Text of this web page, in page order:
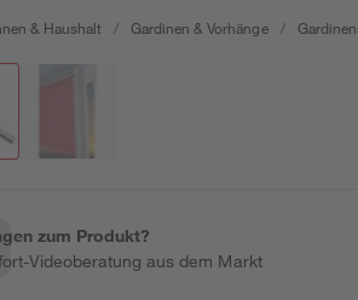
& Haushalt / Gardinen & Vorhänge /
zum Produkt?
Videoberatung aus dem Markt